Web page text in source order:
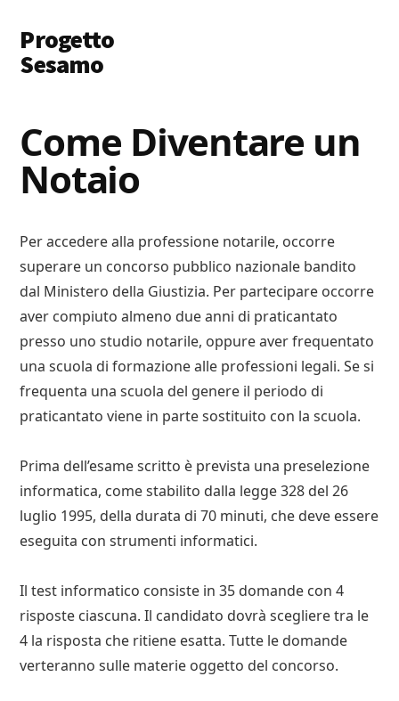
main
content
primary
sidebar
menu
Progetto
Sesamo
Porte
a
Soldi
Lavoro
Come Diventare un
Notaio
Per accedere alla professione notarile, occorre
superare un concorso pubblico nazionale bandito
dal Ministero della Giustizia. Per partecipare occorre
aver compiuto almeno due anni di praticantato
presso uno studio notarile, oppure aver frequentato
una scuola di formazione alle professioni legali. Se si
frequenta una scuola del genere il periodo di
praticantato viene in parte sostituito con la scuola.
Prima dell’esame scritto è prevista una preselezione
informatica, come stabilito dalla legge 328 del 26
luglio 1995, della durata di 70 minuti, che deve essere
eseguita con strumenti informatici.
Il test informatico consiste in 35 domande con 4
risposte ciascuna. Il candidato dovrà scegliere tra le
4 la risposta che ritiene esatta. Tutte le domande
verteranno sulle materie oggetto del concorso.